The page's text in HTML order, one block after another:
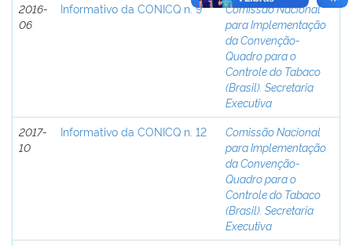
2016-
06
Informativo da CONICQ n. 9
Comissão Nacional
para Implementação
da Convenção-
Quadro para o
Controle do Tabaco
(Brasil). Secretaria
Executiva
2017-
10
Informativo da CONICQ n. 12
Comissão Nacional
para Implementação
da Convenção-
Quadro para o
Controle do Tabaco
(Brasil). Secretaria
Executiva